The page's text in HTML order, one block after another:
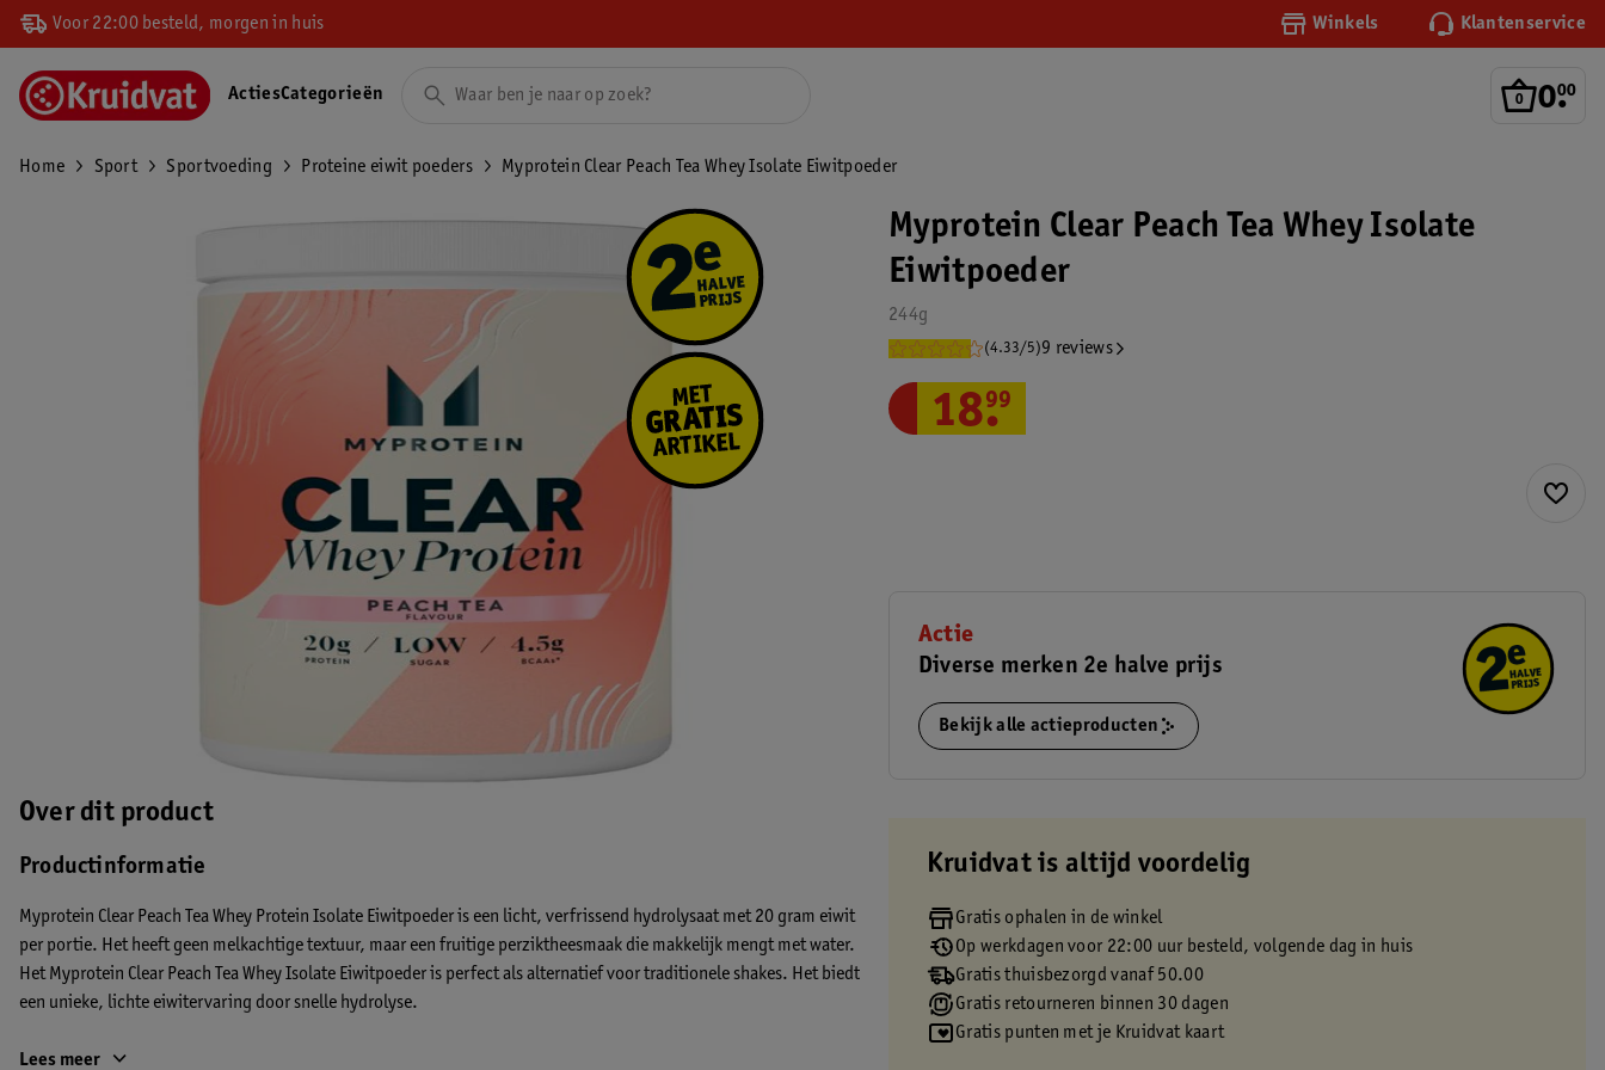
Voor 22:00 besteld, morgen in huis Winkels Klantenservice
0.
00
ActiesCategorieën
Home Sport Sportvoeding Proteine eiwit poeders Myprotein Clear Peach Tea Whey Isolate Eiwitpoeder
Over dit product
Productinformatie
Myprotein Clear Peach Tea Whey Protein Isolate Eiwitpoeder is een licht, verfrissend hydrolysaat met 20 gram eiwit
per portie. Het heeft geen melkachtige textuur, maar een fruitige perziktheesmaak die makkelijk mengt met water.
Het Myprotein Clear Peach Tea Whey Isolate Eiwitpoeder is perfect als alternatief voor traditionele shakes. Het biedt
een unieke, lichte eiwitervaring door snelle hydrolyse.
De voordelen van de Myprotein Clear Peach Tea Whey Isolate Eiwitpoeder:
Lees meer
Myprotein Clear Peach Tea Whey Isolate
Eiwitpoeder
244g
(4.33/5)9 reviews
18.
99
Actie
Diverse merken 2e halve prijs
Bekijk alle actieproducten
Kruidvat is altijd voordelig
Gratis ophalen in de winkel
Op werkdagen voor 22:00 uur besteld, volgende dag in huis
Gratis thuisbezorgd vanaf 50.00
Gratis retourneren binnen 30 dagen
Gratis punten met je Kruidvat kaart